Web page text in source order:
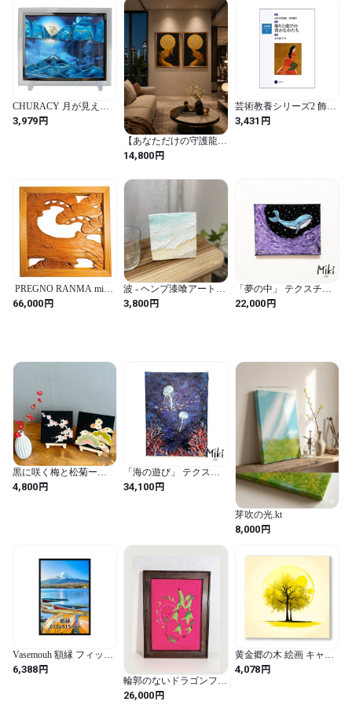
CHURACY 月が見え隠
れする サンドピクチャ
ー 置き型 アート 砂 イン
3,979円
【あなただけの守護龍】
鑑定から見えた龍×手描
きフトマニ図アート
14,800円
芸術教養シリーズ2 飾り
と遊びの豊かなかたち
日本の芸術史 造形篇II
3,431 円
PREGNO RANMA mignon（み
にょん） ［作品番
号：m0006］
66,000円
波 - ヘンプ漆喰アート
10cm角 一点物
3,800円
「夢の中」 テクスチャ
ーアート 原画 黒 紫 くじ
ら 個性的 ナチュラルイ
22,000円
黒に咲く梅と松菊ー
Plum, Pine &
Chrysanthemum on Black |
4,800円
「海の遊び」 テクスチ
ャーアート 原画 青 くら
げ 個性的 モダンインテ
34,100円
芽吹の光.kt
8,000円
Vasemouh 額縁 フィット
フレーム 610x915mm サ
イズ ポスター 写真 絵画
6,388円
輪郭のないドラゴンフル
ーツ 手刺繍アートフレ
ーム｜飾るアート
26,000円
黄金郷の木 絵画 キャン
バスアート 開運 運気上
昇 風水アート ファンタ
4,078円